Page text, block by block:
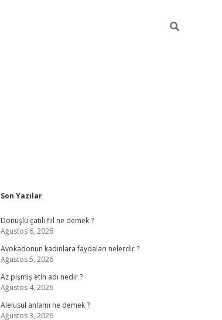
Sidebar
Son Yazılar
Dönüşlü çatılı fiil ne demek ?
Ağustos 6, 2026
Avokadonun kadınlara faydaları nelerdir ?
Ağustos 5, 2026
Az pişmiş etin adı nedir ?
Ağustos 4, 2026
Alelusul anlamı ne demek ?
Ağustos 3, 2026